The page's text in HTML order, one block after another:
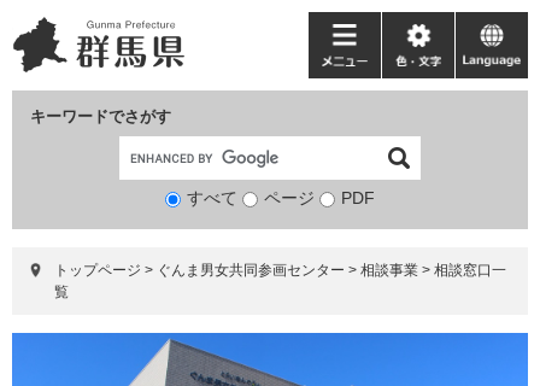
ー
ジ
ニ
ュ
て
キーワードでさがす
検
象
すべて ページ PDF
メ
ニ
ー
色・
文
language
トップページ > ぐんま男女共同参画センター > 相談事業 > 相談窓口一
覧